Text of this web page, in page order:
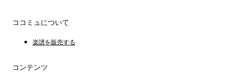
ココミュについて
楽譜を販売する
コンテンツ